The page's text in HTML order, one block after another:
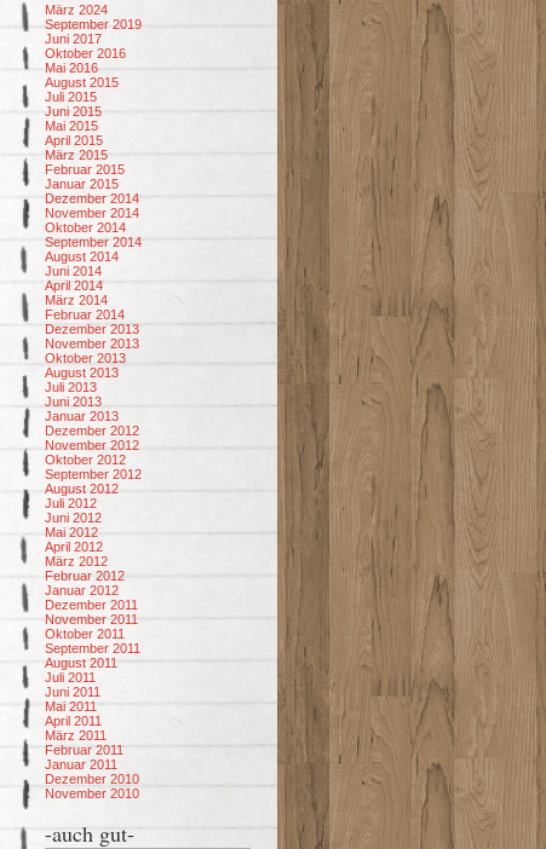
März 2024
September 2019
Juni 2017
Oktober 2016
Mai 2016
August 2015
Juli 2015
Juni 2015
Mai 2015
April 2015
März 2015
Februar 2015
Januar 2015
Dezember 2014
November 2014
Oktober 2014
September 2014
August 2014
Juni 2014
April 2014
März 2014
Februar 2014
Dezember 2013
November 2013
Oktober 2013
August 2013
Juli 2013
Juni 2013
Januar 2013
Dezember 2012
November 2012
Oktober 2012
September 2012
August 2012
Juli 2012
Juni 2012
Mai 2012
April 2012
März 2012
Februar 2012
Januar 2012
Dezember 2011
November 2011
Oktober 2011
September 2011
August 2011
Juli 2011
Juni 2011
Mai 2011
April 2011
März 2011
Februar 2011
Januar 2011
Dezember 2010
November 2010
-auch gut-